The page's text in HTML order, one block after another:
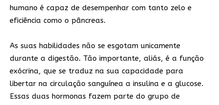
humano é capaz de desempenhar com tanto zelo e
eficiência como o pâncreas.
As suas habilidades não se esgotam unicamente
durante a digestão. Tão importante, aliás, é a função
exócrina, que se traduz na sua capacidade para
libertar na circulação sanguínea a insulina e a glucose.
Essas duas hormonas fazem parte do grupo de